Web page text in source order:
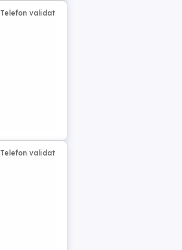
Telefon validat
Telefon validat